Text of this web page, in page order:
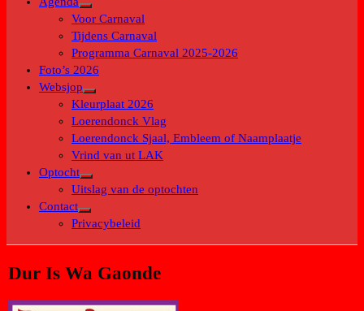
Toon
submenu
Voor Carnaval
Tijdens Carnaval
Programma Carnaval 2025-2026
Foto’s 2026
Websjop
Toon
submenu
Kleurplaat 2026
Loerendonck Vlag
Loerendonck Sjaal, Embleem of Naamplaatje
Vrind van ut LAK
Optocht
Toon
submenu
Uitslag van de optochten
Contact
Toon
submenu
Privacybeleid
Dur Is Wa Gaonde